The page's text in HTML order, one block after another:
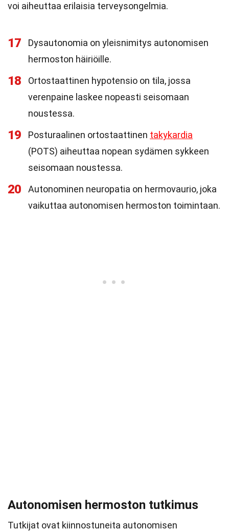
voi aiheuttaa erilaisia terveysongelmia.
17
Dysautonomia on yleisnimitys autonomisen
hermoston häiriöille.
18
Ortostaattinen hypotensio on tila, jossa
verenpaine laskee nopeasti seisomaan
noustessa.
19 Posturaalinen ortostaattinen takykardia
(POTS) aiheuttaa nopean sydämen sykkeen
seisomaan noustessa.
20
Autonominen neuropatia on hermovaurio, joka
vaikuttaa autonomisen hermoston toimintaan.
Autonomisen hermoston tutkimus
Tutkijat ovat kiinnostuneita autonomisen